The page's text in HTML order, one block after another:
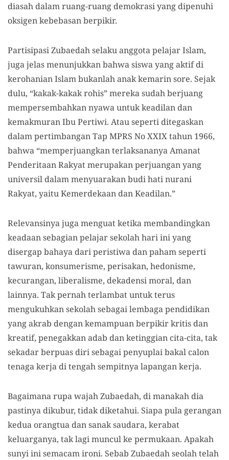
diasah dalam ruang-ruang demokrasi yang dipenuhi
oksigen kebebasan berpikir.
Partisipasi Zubaedah selaku anggota pelajar Islam,
juga jelas menunjukkan bahwa siswa yang aktif di
kerohanian Islam bukanlah anak kemarin sore. Sejak
dulu, “kakak-kakak rohis” mereka sudah berjuang
mempersembahkan nyawa untuk keadilan dan
kemakmuran Ibu Pertiwi. Atau seperti ditegaskan
dalam pertimbangan Tap MPRS No XXIX tahun 1966,
bahwa “memperjuangkan terlaksananya Amanat
Penderitaan Rakyat merupakan perjuangan yang
universil dalam menyuarakan budi hati nurani
Rakyat, yaitu Kemerdekaan dan Keadilan.”
Relevansinya juga menguat ketika membandingkan
keadaan sebagian pelajar sekolah hari ini yang
disergap bahaya dari peristiwa dan paham seperti
tawuran, konsumerisme, perisakan, hedonisme,
kecurangan, liberalisme, dekadensi moral, dan
lainnya. Tak pernah terlambat untuk terus
mengukuhkan sekolah sebagai lembaga pendidikan
yang akrab dengan kemampuan berpikir kritis dan
kreatif, penegakkan adab dan ketinggian cita-cita, tak
sekadar berpuas diri sebagai penyuplai bakal calon
tenaga kerja di tengah sempitnya lapangan kerja.
Bagaimana rupa wajah Zubaedah, di manakah dia
pastinya dikubur, tidak diketahui. Siapa pula gerangan
kedua orangtua dan sanak saudara, kerabat
keluarganya, tak lagi muncul ke permukaan. Apakah
sunyi ini semacam ironi. Sebab Zubaedah seolah telah